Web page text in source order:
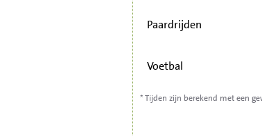
Paardrijden
Voetbal
Stofzuigen
* Tijden zijn berekend met een